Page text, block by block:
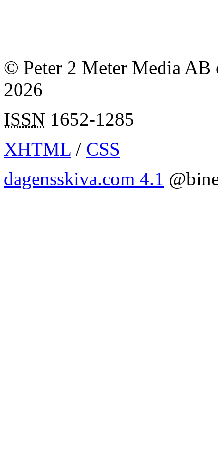
© Peter 2 Meter Media AB
2026
ISSN 1652-1285
XHTML / CSS
dagensskiva.com 4.1